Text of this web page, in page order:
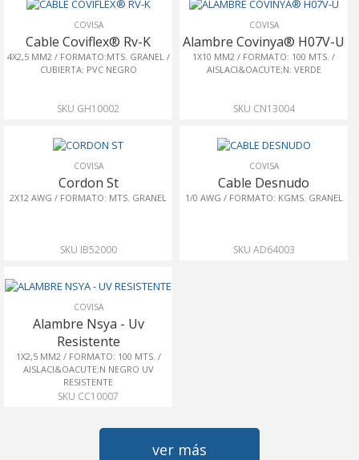
COVISA
Cable Coviflex® Rv-K
4X2,5 MM2 / FORMATO:MTS. GRANEL /
CUBIERTA: PVC NEGRO
SKU GH10002
COVISA
Alambre Covinya® H07V-U
1X10 MM2 / FORMATO: 100 MTS. /
AISLACI&OACUTE;N: VERDE
SKU CN13004
COVISA
Cordon St
2X12 AWG / FORMATO: MTS. GRANEL
SKU IB52000
COVISA
Cable Desnudo
1/0 AWG / FORMATO: KGMS. GRANEL
SKU AD64003
COVISA
Alambre Nsya - Uv
Resistente
1X2,5 MM2 / FORMATO: 100 MTS. /
AISLACI&OACUTE;N NEGRO UV
RESISTENTE
SKU CC10007
ver más